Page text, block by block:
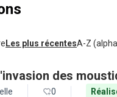
Les plus récentesA-Z
des
0